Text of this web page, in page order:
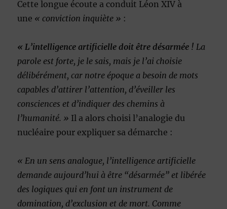
Cette longue écoute a conduit Léon XIV à
une « conviction inquiète » :
« L’intelligence artificielle doit être désarmée ! La
parole est forte, je le sais, mais je l’ai choisie
délibérément, car notre époque a besoin de mots
capables d’attirer l’attention, d’éveiller les
consciences et d’indiquer des chemins à
l’humanité. » Il a alors choisi l’analogie du
nucléaire pour expliquer sa démarche :
« En un sens analogue, l’intelligence artificielle
demande aujourd’hui à être “désarmée” et libérée
des logiques qui en font un instrument de
domination, d’exclusion et de mort. Comme